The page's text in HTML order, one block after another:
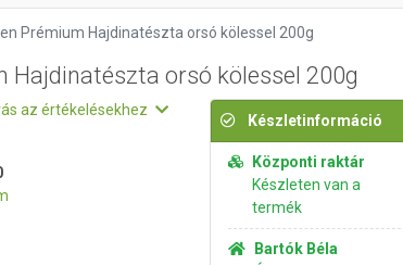
Prémium Hajdinatészta orsó kölessel 200g
Hajdinatészta orsó kölessel 200g
az értékelésekhez
Készletinformáció
Központi raktár
Készleten van a
termék
Bartók Béla